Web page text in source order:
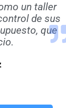
un taller
de sus
que